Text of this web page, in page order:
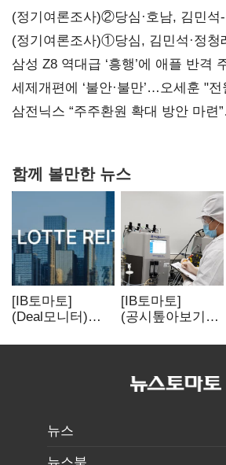
(정기여론조사)②당심·호남, 김민석
(정기여론조사)①당심, 김민석·정
지지도 '50% 아래로'(종합)
삼성 Z8 역대급 ‘흥행’에 애플 반격
대전’
세제개편에 ‘불안·불만’…오세훈 "
힘들어질 것"
삼전닉스 “주주환원 확대 방안 마련
함께 볼만한 뉴스
[IB토마토]
(Deal모니터)
발행…빠듯한
[IB토마토]
(공시톺아보기)
무엇이 '중요한
뉴스